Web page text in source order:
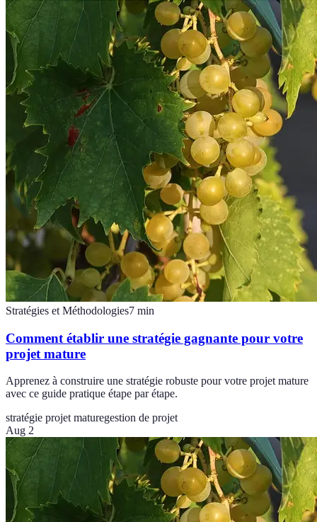
Stratégies et Méthodologies7 min
Comment établir une stratégie gagnante pour votre
projet mature
Apprenez à construire une stratégie robuste pour votre projet mature
avec ce guide pratique étape par étape.
stratégie projet maturegestion de projet
Aug 2